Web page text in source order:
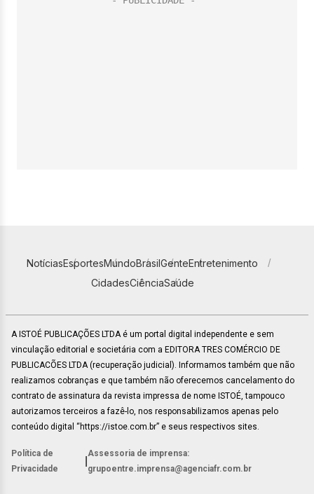
NotíciasEsportesMundoBrasilGenteEntretenimento
CidadesCiênciaSaúde
A ISTOÉ PUBLICAÇÕES LTDA é um portal digital independente e sem
vinculação editorial e societária com a EDITORA TRES COMÉRCIO DE
PUBLICACÕES LTDA (recuperação judicial). Informamos também que não
realizamos cobranças e que também não oferecemos cancelamento do
contrato de assinatura da revista impressa de nome ISTOÉ, tampouco
autorizamos terceiros a fazê-lo, nos responsabilizamos apenas pelo
conteúdo digital “https://istoe.com.br” e seus respectivos sites.
Política de
Privacidade
Assessoria de imprensa:
grupoentre.imprensa@agenciafr.com.br